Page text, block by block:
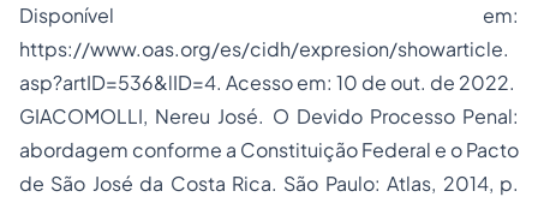
Disponível em:
https://www.oas.org/es/cidh/expresion/showarticle.
asp?artID=536&lID=4. Acesso em: 10 de out. de 2022.
GIACOMOLLI, Nereu José. O Devido Processo Penal:
abordagem conforme a Constituição Federal e o Pacto
de São José da Costa Rica. São Paulo: Atlas, 2014, p.